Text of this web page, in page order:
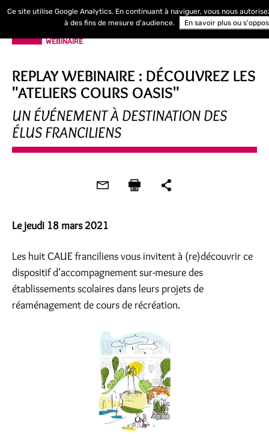
WEBINAIRE
REPLAY WEBINAIRE : DÉCOUVREZ LES
"ATELIERS COURS OASIS"
UN ÉVÉNEMENT À DESTINATION DES
ÉLUS FRANCILIENS
Le jeudi 18 mars 2021
Les huit CAUE franciliens vous invitent à (re)découvrir ce
dispositif d'accompagnement sur-mesure des
établissements scolaires dans leurs projets de
réaménagement de cours de récréation.
Ce site utilise Google Analytics. En continuant à naviguer, vous nous
à des fins de mesure d'audience.
En savoir plus ou